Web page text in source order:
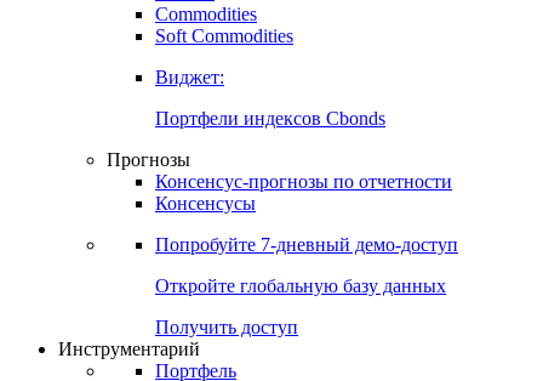
Commodities
Золото
Бензин
Soft Commodities
Виджет:
Портфели индексов Cbonds
Прогнозы
Консенсусы
Попробуйте7-дневный
Откройте глобальную базу данных